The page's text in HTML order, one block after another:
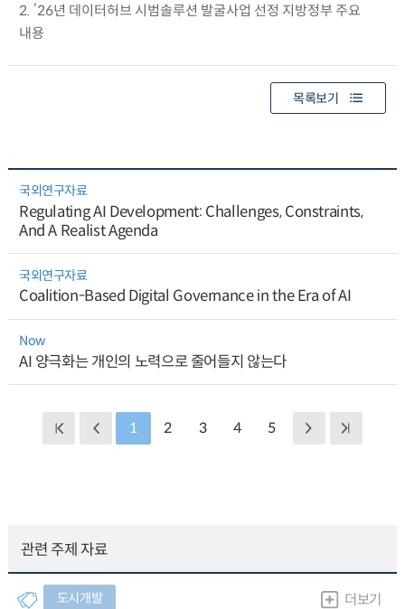
2. ’26년 데이터허브 시범솔루션 발굴사업 선정 지방정부 주요
내용
목록보기
국외연구자료
Regulating AI Development: Challenges, Constraints,
And A Realist Agenda
국외연구자료
Coalition-Based Digital Governance in the Era of AI
Now
AI 양극화는 개인의 노력으로 줄어들지 않는다
1 2 3 4 5
관련 주제 자료
도시개발 더보기